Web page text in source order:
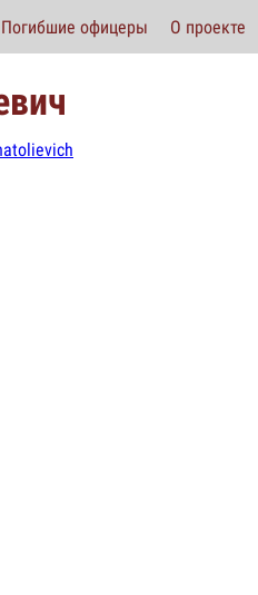
Погибшие офицеры О проекте